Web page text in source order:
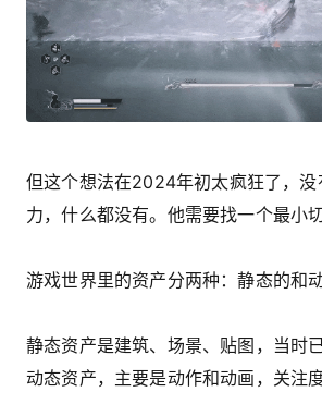
但这个想法在2024年初太疯狂了，
力，什么都没有。他需要找一个最小切
游戏世界里的资产分两种：静态的和动
静态资产是建筑、场景、贴图，当时
动态资产，主要是动作和动画，关注度